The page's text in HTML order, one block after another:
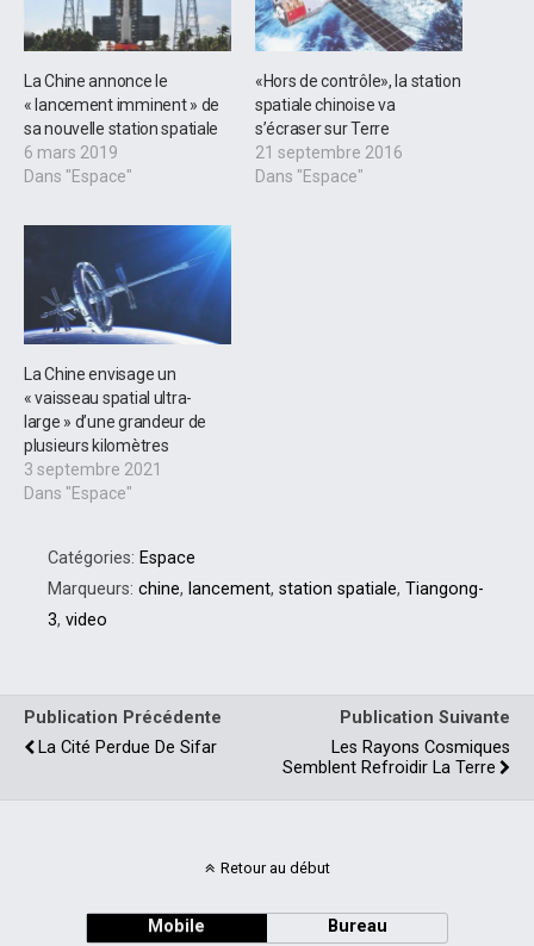
La Chine annonce le
« lancement imminent » de
sa nouvelle station spatiale
6 mars 2019
Dans "Espace"
«Hors de contrôle», la station
spatiale chinoise va
s’écraser sur Terre
21 septembre 2016
Dans "Espace"
La Chine envisage un
« vaisseau spatial ultra-
large » d’une grandeur de
plusieurs kilomètres
3 septembre 2021
Dans "Espace"
Catégories: Espace
Marqueurs: chine, lancement, station spatiale, Tiangong-
3, video
Publication Précédente
La Cité Perdue De Sifar
Publication Suivante
Les Rayons Cosmiques
Semblent Refroidir La Terre
Retour au début
Mobile Bureau